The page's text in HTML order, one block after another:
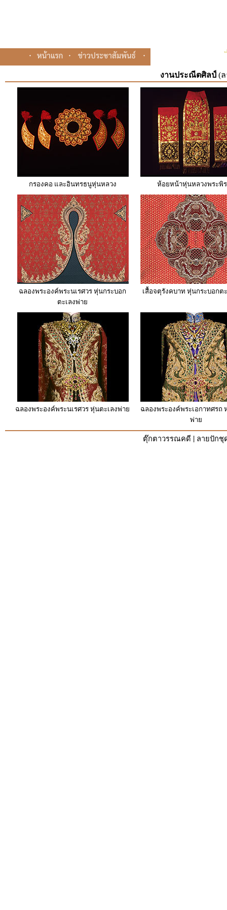
งานประณีตศิลป์(
กรองคอ และอินทรธนูหุ่นหลวง ห้อยหน้าหุ่นหลวงพระพิ
ฉลองพระองค์พระนเรศวร หุ่นกระบอก
ตะเลงพ่าย
เสื้อจตุรังคบาท หุ่นกระบอกต
ฉลองพระองค์พระนเรศวร หุ่นตะเลงพ่าย
ฉลองพระองค์พระเอกาทศรถ
พ่าย
ตุ๊กตาวรรณคดี | ลายปักชุ